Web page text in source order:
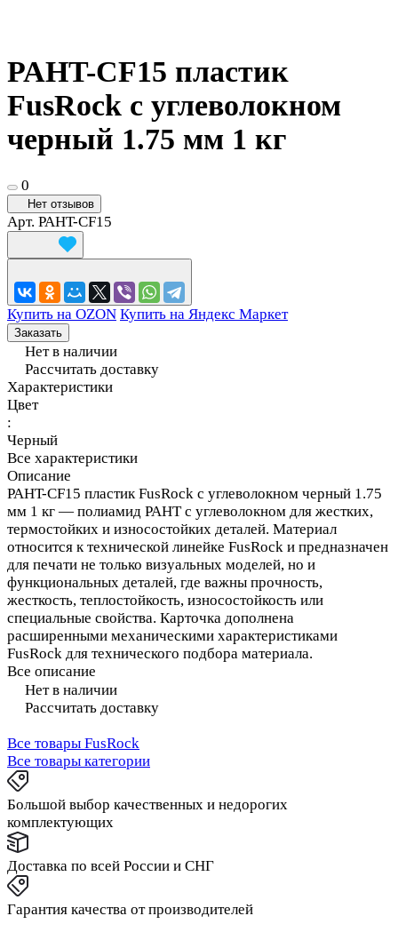
PAHT-CF15 пластик
FusRock с углеволокном
черный 1.75 мм 1 кг
0
Нет отзывов
Арт. PAHT-CF15
Купить на OZON Купить на Яндекс Маркет
Заказать
Нет в наличии
Рассчитать доставку
Характеристики
Цвет
:
Черный
Все характеристики
Описание
PAHT-CF15 пластик FusRock с углеволокном черный 1.75
мм 1 кг — полиамид PAHT с углеволокном для жестких,
термостойких и износостойких деталей. Материал
относится к технической линейке FusRock и предназначен
для печати не только визуальных моделей, но и
функциональных деталей, где важны прочность,
жесткость, теплостойкость, износостойкость или
специальные свойства. Карточка дополнена
расширенными механическими характеристиками
FusRock для технического подбора материала.
Все описание
Нет в наличии
Рассчитать доставку
Все товары FusRock
Все товары категории
Большой выбор качественных и недорогих
комплектующих
Доставка по всей России и СНГ
Гарантия качества от производителей